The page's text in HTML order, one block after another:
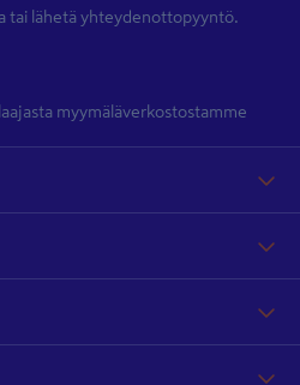
tai lähetä yhteydenottopyyntö.
myymäläverkostostamme